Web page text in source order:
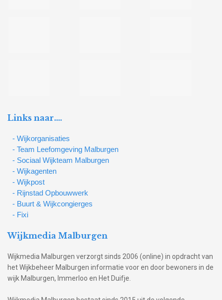
Links naar….
- Wijkorganisaties
- Team Leefomgeving Malburgen
- Sociaal Wijkteam Malburgen
- Wijkagenten
- Wijkpost
- Rijnstad Opbouwwerk
- Buurt & Wijkcongierges
- Fixi
Wijkmedia Malburgen
Wijkmedia Malburgen verzorgt sinds 2006 (online) in opdracht van
het Wijkbeheer Malburgen informatie voor en door bewoners in de
wijk Malburgen, Immerloo en Het Duifje.